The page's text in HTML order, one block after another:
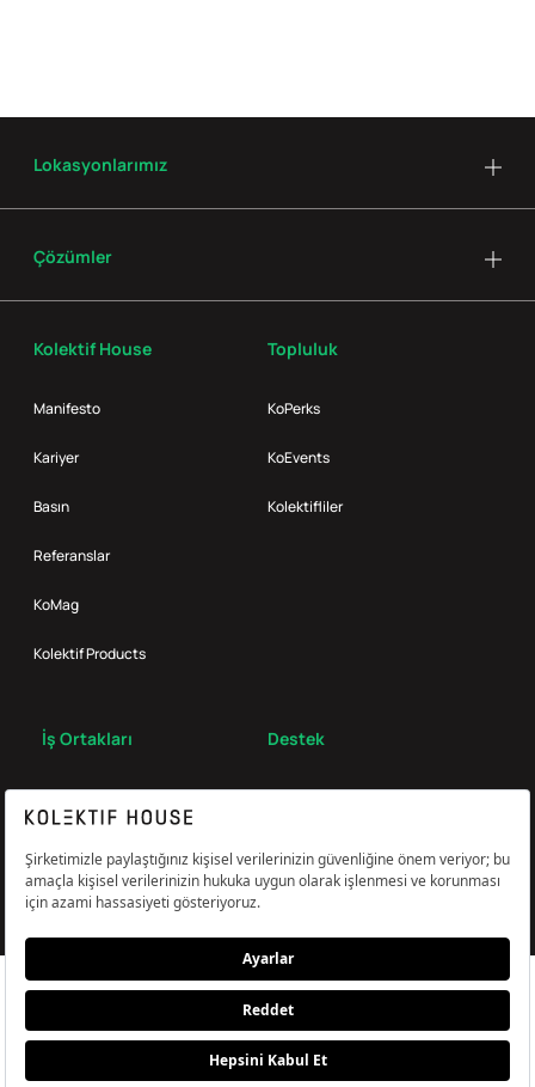
Kolektif House
Manifesto
Kariyer
Basın
Referanslar
KoMag
Kolektif Products
Topluluk
KoPerks
KoEvents
Kolektifliler
İş Ortakları Destek
Lokasyonlarımız
Çözümler
Çerez Tercihlerini Yönetin